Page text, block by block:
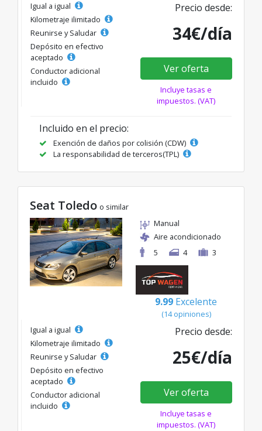
Igual a igual
Kilometraje ilimitado
Reunirse y Saludar
Depósito en efectivo
aceptado
Conductor adicional
incluido
Precio desde:
34€/día
Ver oferta
Incluye tasas e
impuestos. (VAT)
Incluido en el precio:
Exención de daños por colisión (CDW)
La responsabilidad de terceros(TPL)
Seat Toledo o similar
Manual
Aire acondicionado
5
4 3
9.99 Excelente
(14 opiniones)
Igual a igual
Kilometraje ilimitado
Reunirse y Saludar
Depósito en efectivo
aceptado
Conductor adicional
incluido
Precio desde:
25€/día
Ver oferta
Incluye tasas e
impuestos. (VAT)